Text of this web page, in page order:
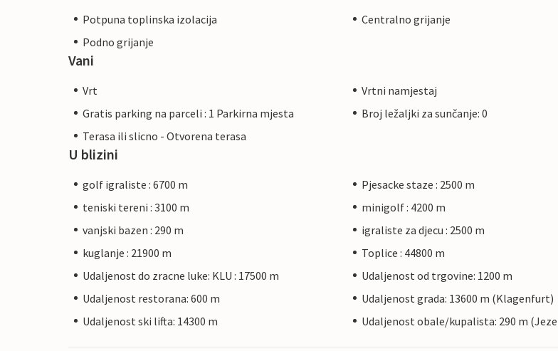
Potpuna toplinska izolacija
Centralno grijanje
Podno grijanje
Vani
Vrt
Vrtni namjestaj
Gratis parking na parceli : 1 Parkirna mjesta
Broj ležaljki za sunčanje: 0
Terasa ili slicno - Otvorena terasa
U blizini
golf igraliste : 6700 m
Pjesacke staze : 2500 m
teniski tereni : 3100 m
minigolf : 4200 m
vanjski bazen : 290 m
igraliste za djecu : 2500 m
kuglanje : 21900 m
Toplice : 44800 m
Udaljenost do zracne luke: KLU : 17500 m
Udaljenost od trgovine: 1200 m
Udaljenost restorana: 600 m
Udaljenost grada: 13600 m (Klagenfurt)
Udaljenost ski lifta: 14300 m
Udaljenost obale/kupalista: 290 m